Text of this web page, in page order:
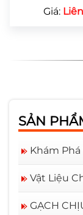
Giá:
SẢN
Khám
Vật Liệu
GẠCH